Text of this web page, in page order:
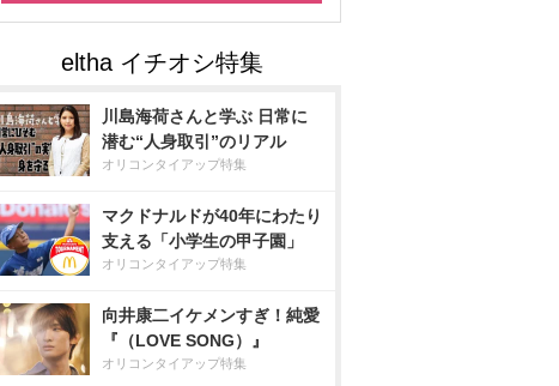
川島海荷さんと学ぶ 日常に
潜む“人身取引”のリアル
オリコンタイアップ特集
マクドナルドが40年にわたり
支える「小学生の甲子園」
オリコンタイアップ特集
向井康二イケメンすぎ！純愛
『（LOVE SONG）』
オリコンタイアップ特集